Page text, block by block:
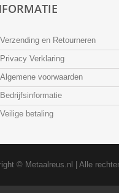
Verzending en Retourneren
Privacy Verklaring
Algemene voorwaarden
Bedrijfsinformatie
Veilige betaling
© Metaalreus.nl | Alle